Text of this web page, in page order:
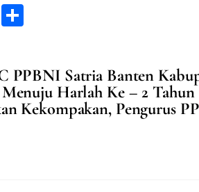
X
e
PPBNI Satria Banten
Menuju Harlah Ke – 2 Tahun
Kekompakan, Pengurus